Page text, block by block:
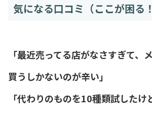
気になる口コミ（ここが困る！
「最近売ってる店がなさすぎて、
買うしかないのが辛い」
「代わりのものを10種類試したけ